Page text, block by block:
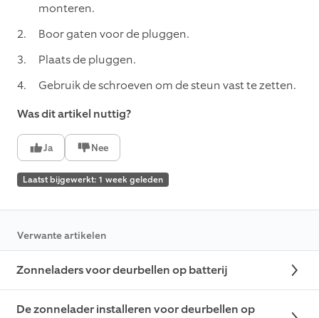
monteren.
Boor gaten voor de pluggen.
Plaats de pluggen.
Gebruik de schroeven om de steun vast te zetten.
Was dit artikel nuttig?
Ja Nee
Laatst bijgewerkt: 1 week geleden
Verwante artikelen
Zonneladers voor deurbellen op batterij
De zonnelader installeren voor deurbellen op